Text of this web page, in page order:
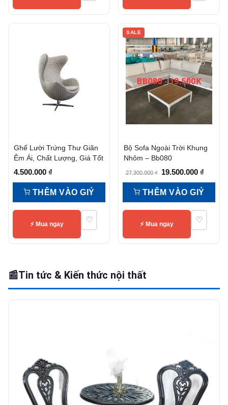
Ghế Lười Trứng Thư Giãn
Êm Ái, Chất Lượng, Giá Tốt
4.500.000 ₫
THÊM VÀO GIỶ
⚡ Mua ngay ♡
SALE
Bộ Sofa Ngoài Trời Khung
Nhôm – Bb080
27.300.000₫
Giá
gốc
là:
27.300.000 ₫.
19.500.000 ₫
hiện
là:
THÊM VÀO GIỶ
⚡ Mua ngay ♡
📰Tin tức & Kiến thức nội thất